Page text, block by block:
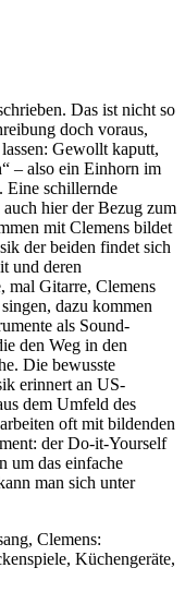
Das ist nicht so
doch voraus,
Gewollt kaputt,
– also ein Einhorn im
Eine schillernde
hier der Bezug zum
mit Clemens bildet
der beiden findet sich
und deren
mal Gitarre, Clemens
dazu kommen
als Sound-
den Weg in den
Die bewusste
erinnert an US-
dem Umfeld des
oft mit bildenden
der Do-it-Yourself
um das einfache
man sich unter
Clemens:
Küchengeräte,